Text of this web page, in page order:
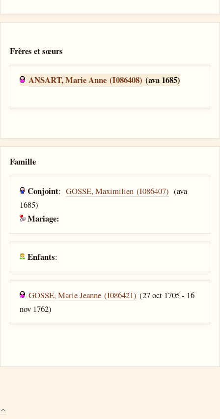
Frères et sœurs
ANSART, Marie Anne (I086408) (ava 1685)
Famille
Conjoint:GOSSE, Maximilien (I086407) (ava
1685)
Mariage:
Enfants:
GOSSE, Marie Jeanne (I086421) (27 oct 1705 - 16
nov 1762)